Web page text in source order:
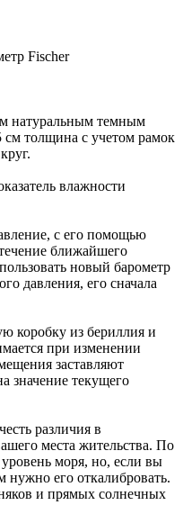
Fischer
натуральным темным
толщина с учетом рамок
влажности
с его помощью
ближайшего
новый барометр
давления, его сначала
коробку из бериллия и
при изменении
заставляют
значение текущего
различия в
места жительства. По
моря, но, если вы
нужно его откалибровать.
и прямых солнечных